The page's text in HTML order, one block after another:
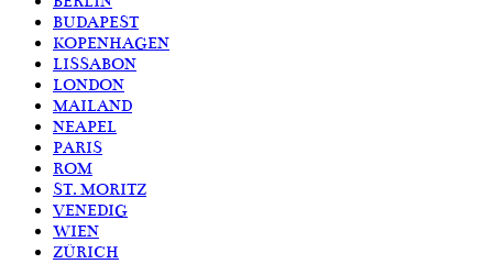
BUDAPEST
KOPENHAGEN
LISSABON
LONDON
MAILAND
NEAPEL
PARIS
ROM
ST. MORITZ
VENEDIG
WIEN
ZÜRICH